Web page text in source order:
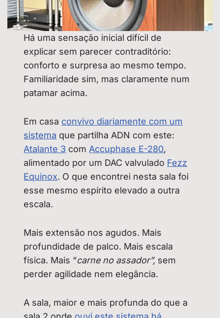
Há uma sensação inicial difícil de
explicar sem parecer contraditório:
conforto e surpresa ao mesmo tempo.
Familiaridade sim, mas claramente num
patamar acima.
Em casa convivo diariamente com um
sistema que partilha ADN com este:
Atalante 3 comAccuphase E-280,
alimentado por um DAC valvulado Fezz
Equinox. O que encontrei nesta sala foi
esse mesmo espírito elevado a outra
escala.
Mais extensão nos agudos. Mais
profundidade de palco. Mais escala
física. Mais “carne no assador”, sem
perder agilidade nem elegância.
A sala, maior e mais profunda do que a